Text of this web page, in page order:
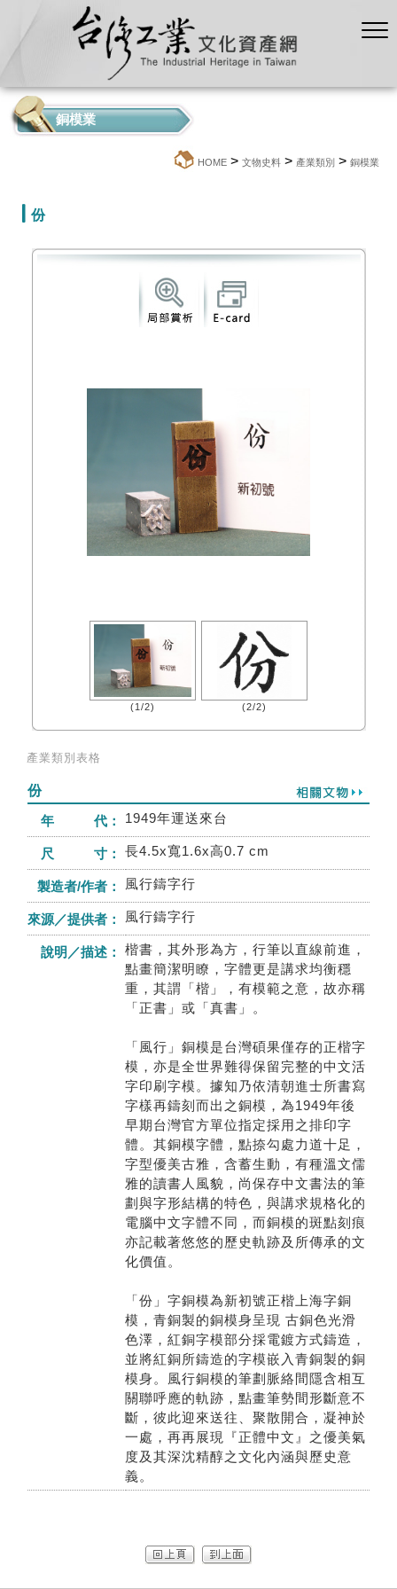
銅模業
HOME > 文物史料 > 產業類別 > 銅模業
份
(1/2) (2/2)
產業類別表格
份
年 代：
1949年運送來台
尺 寸： 長4.5x寬1.6x高0.7 cm
製造者/作者： 風行鑄字行
來源／提供者： 風行鑄字行
說明／描述：
楷書，其外形為方，行筆以直線前進，
點畫簡潔明瞭，字體更是講求均衡穩
重，其謂「楷」，有模範之意，故亦稱
「正書」或「真書」。
「風行」銅模是台灣碩果僅存的正楷字
模，亦是全世界難得保留完整的中文活
字印刷字模。據知乃依清朝進士所書寫
字樣再鑄刻而出之銅模，為1949年後
早期台灣官方單位指定採用之排印字
體。其銅模字體，點捺勾處力道十足，
字型優美古雅，含蓄生動，有種溫文儒
雅的讀書人風貌，尚保存中文書法的筆
劃與字形結構的特色，與講求規格化的
電腦中文字體不同，而銅模的斑點刻痕
亦記載著悠悠的歷史軌跡及所傳承的文
化價值。
「份」字銅模為新初號正楷上海字銅
模，青銅製的銅模身呈現 古銅色光滑
色澤，紅銅字模部分採電鍍方式鑄造，
並將紅銅所鑄造的字模嵌入青銅製的銅
模身。風行銅模的筆劃脈絡間隱含相互
關聯呼應的軌跡，點畫筆勢間形斷意不
斷，彼此迎來送往、聚散開合，凝神於
一處，再再展現『正體中文』之優美氣
度及其深沈精醇之文化內涵與歷史意
義。